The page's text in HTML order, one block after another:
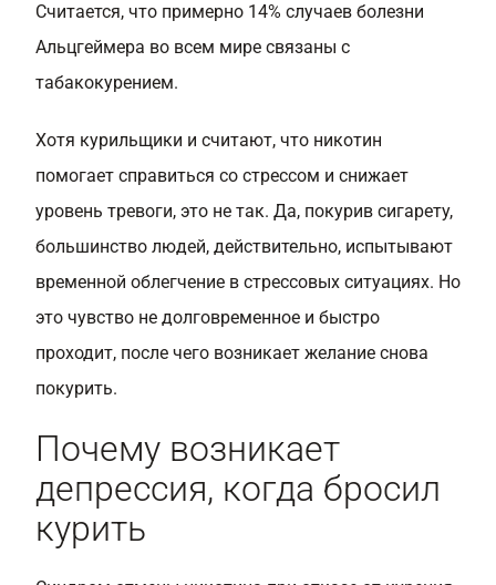
Считается, что примерно 14% случаев болезни
Альцгеймера во всем мире связаны с
табакокурением.
Хотя курильщики и считают, что никотин
помогает справиться со стрессом и снижает
уровень тревоги, это не так. Да, покурив сигарету,
большинство людей, действительно, испытывают
временной облегчение в стрессовых ситуациях. Но
это чувство не долговременное и быстро
проходит, после чего возникает желание снова
покурить.
Почему возникает
депрессия, когда бросил
курить